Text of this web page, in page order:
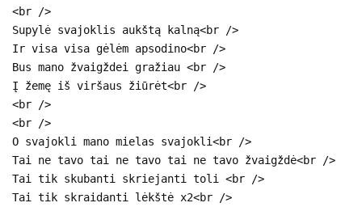
<br />
Supylė svajoklis aukštą kalną<br />
Ir visa visa gėlėm apsodino<br />
Bus mano žvaigždei gražiau <br />
Į žemę iš viršaus žiūrėt<br />
<br />
<br />
O svajokli mano mielas svajokli<br />
Tai ne tavo tai ne tavo tai ne tavo žvaigždė<br />
Tai tik skubanti skriejanti toli <br />
Tai tik skraidanti lėkštė x2<br />